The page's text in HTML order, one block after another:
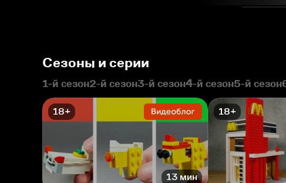
Сезоны и серии
1-й сезон2-й сезон3-й сезон4-й сезон5-й сезон
18+
13 мин
18+